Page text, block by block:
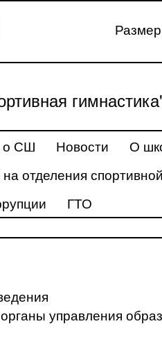
о СШ Новости О
отделения
ГТО
управления